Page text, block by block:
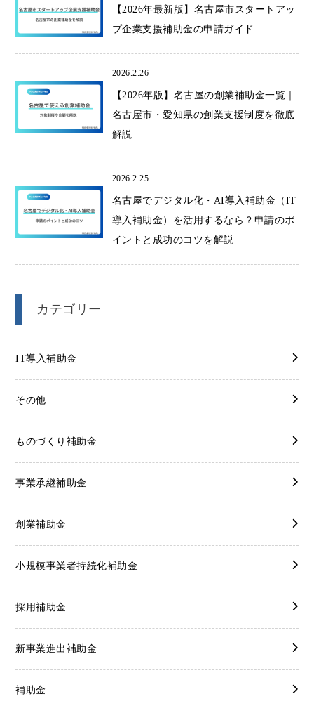
【2026年最新版】名古屋市スタートアッ
プ企業支援補助金の申請ガイド
2026.2.26
【2026年版】名古屋の創業補助金一覧｜
名古屋市・愛知県の創業支援制度を徹底
解説
2026.2.25
名古屋でデジタル化・AI導入補助金（IT
導入補助金）を活用するなら？申請のポ
イントと成功のコツを解説
カテゴリー
IT導入補助金
その他
ものづくり補助金
事業承継補助金
創業補助金
小規模事業者持続化補助金
採用補助金
新事業進出補助金
補助金